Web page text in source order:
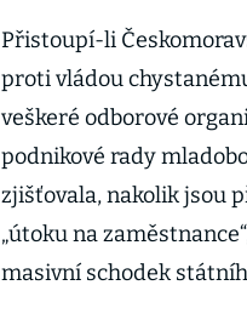
Přistoupí-li
proti vládou
veškeré odborové
podnikové rady
zjišťovala, nakolik jsou
„útoku na
masivní schodek